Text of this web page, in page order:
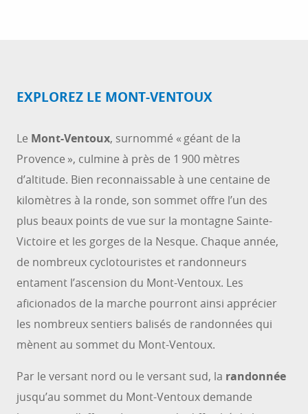
EXPLOREZ LE MONT-VENTOUX
Le Mont-Ventoux, surnommé « géant de la
Provence », culmine à près de 1 900 mètres
d’altitude. Bien reconnaissable à une centaine de
kilomètres à la ronde, son sommet offre l’un des
plus beaux points de vue sur la montagne Sainte-
Victoire et les gorges de la Nesque. Chaque année,
de nombreux cyclotouristes et randonneurs
entament l’ascension du Mont-Ventoux. Les
aficionados de la marche pourront ainsi apprécier
les nombreux sentiers balisés de randonnées qui
mènent au sommet du Mont-Ventoux.
Par le versant nord ou le versant sud, la randonnée
jusqu’au sommet du Mont-Ventoux demande